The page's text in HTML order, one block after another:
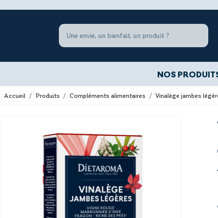
NOS
Accueil Produits Compléments alimentaires Vinalège jambes